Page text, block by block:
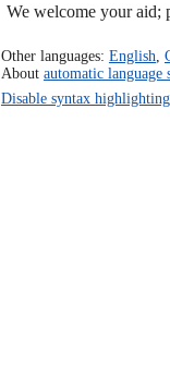
We welcome your aid;
Other languages: English
About automatic language
Disable syntax highlighting